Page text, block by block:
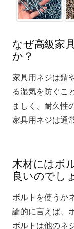
なぜ高級家
か？
家具用ネジは錆
る湿気を防ぐこ
ましく、耐久性
家具用ネジは通
木材にはボ
良いのでし
ボルトを使うか
論的に言えば、
ボルトは他のネ